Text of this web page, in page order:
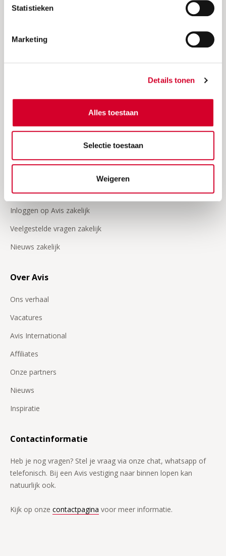
Statistieken
Marketing
Details tonen
Alles toestaan
Selectie toestaan
Weigeren
Klant worden
Inloggen op Avis zakelijk
Veelgestelde vragen zakelijk
Nieuws zakelijk
Over Avis
Ons verhaal
Vacatures
Avis International
Affiliates
Onze partners
Nieuws
Inspiratie
Contactinformatie
Heb je nog vragen? Stel je vraag via onze chat, whatsapp of
telefonisch. Bij een Avis vestiging naar binnen lopen kan
natuurlijk ook.
Kijk op onze contactpagina voor meer informatie.